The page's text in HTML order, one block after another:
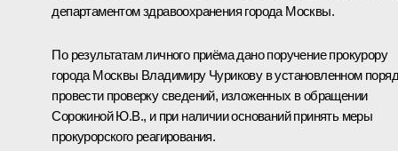
департаментом здравоохранения города Москвы.
По результатам личного приёма дано поручение прокурору
города Москвы Владимиру Чурикову в установленном
провести проверку сведений, изложенных в обращении
Сорокиной Ю.В., и при наличии оснований принять меры
прокурорского реагирования.